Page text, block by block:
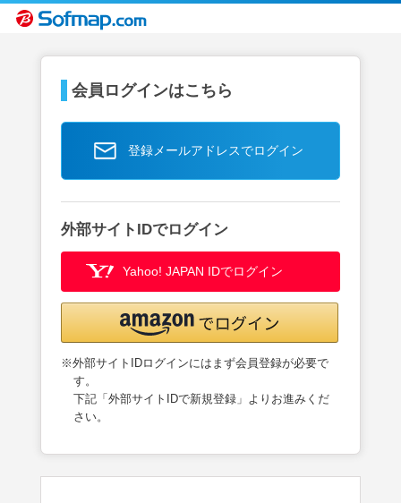
会員ログインはこちら
登録メールアドレスでログイン
外部サイトIDでログイン
Yahoo! JAPAN IDでログイン
※外部サイトIDログインにはまず会員登録が必要で
す。
下記「外部サイトIDで新規登録」よりお進みくだ
さい。